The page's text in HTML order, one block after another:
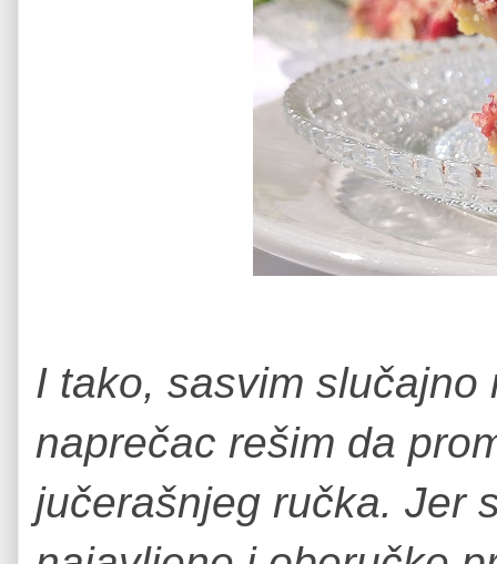
I tako, sasvim
naprečac rešim da
jučerašnjeg ručka. Jer